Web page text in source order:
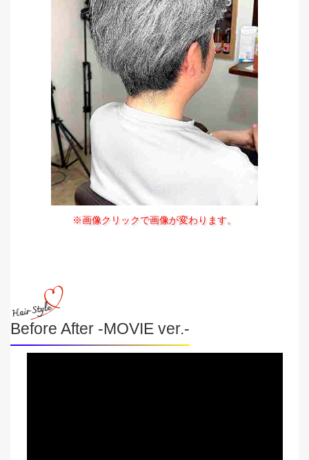
※画像クリックで画像が変わります。
Before After -MOVIE ver.-